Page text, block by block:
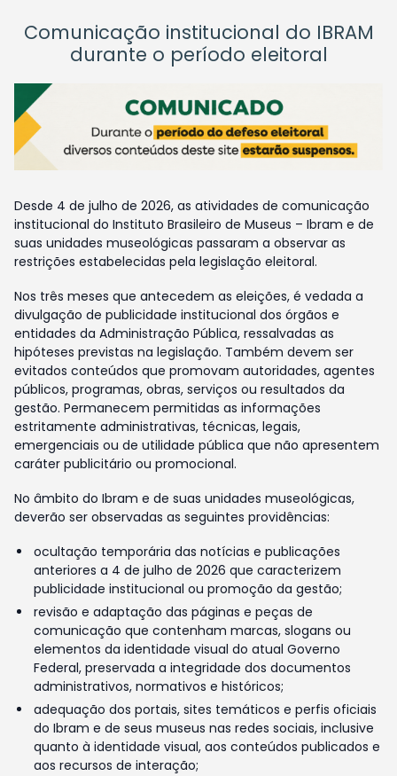
Comunicação institucional do IBRAM
durante o período eleitoral
Desde 4 de julho de 2026, as atividades de comunicação
institucional do Instituto Brasileiro de Museus – Ibram e de
suas unidades museológicas passaram a observar as
restrições estabelecidas pela legislação eleitoral.
Nos três meses que antecedem as eleições, é vedada a
divulgação de publicidade institucional dos órgãos e
entidades da Administração Pública, ressalvadas as
hipóteses previstas na legislação. Também devem ser
evitados conteúdos que promovam autoridades, agentes
públicos, programas, obras, serviços ou resultados da
gestão. Permanecem permitidas as informações
estritamente administrativas, técnicas, legais,
emergenciais ou de utilidade pública que não apresentem
caráter publicitário ou promocional.
No âmbito do Ibram e de suas unidades museológicas,
deverão ser observadas as seguintes providências:
ocultação temporária das notícias e publicações
anteriores a 4 de julho de 2026 que caracterizem
publicidade institucional ou promoção da gestão;
revisão e adaptação das páginas e peças de
comunicação que contenham marcas, slogans ou
elementos da identidade visual do atual Governo
Federal, preservada a integridade dos documentos
administrativos, normativos e históricos;
adequação dos portais, sites temáticos e perfis oficiais
do Ibram e de seus museus nas redes sociais, inclusive
quanto à identidade visual, aos conteúdos publicados e
aos recursos de interação;